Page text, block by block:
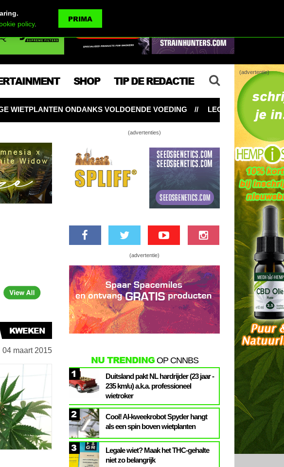
(advertentie)
SHOP TIP DE REDACTIE
VOLDOENDE VOEDING LEGALE WIET? MAAK HET THC-GEHALTE NIET
KWEKEN
04 maart 2015
(advertenties)
(advertentie)
NU TRENDINGOP CNNBS
1
Duitsland pakt NL hardrijder (23 jaar -
235 km/u) a.k.a. professioneel
wietroker
2
Cool! AI-kweekrobot Spyder hangt
als een spin boven wietplanten
3
Legale wiet? Maak het THC-gehalte
niet zo belangrijk
policy.
PRIMA